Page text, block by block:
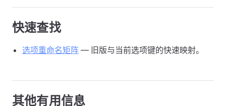
快速查找
选项重命名矩阵 — 旧版与当前选项键的快速映射。
其他有用信息